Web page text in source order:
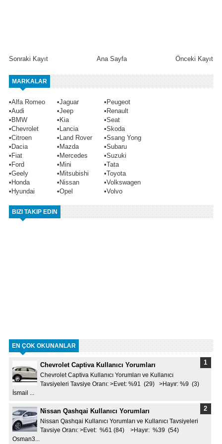
Sonraki Kayıt Önceki Kayıt
Ana Sayfa
MARKALAR
•Alfa Romeo •Jaguar •Peugeot
•Audi •Jeep •Renault
•BMW •Kia •Seat
•Chevrolet •Lancia •Skoda
•Citroen •Land Rover •Ssang Yong
•Dacia •Mazda •Subaru
•Fiat •Mercedes •Suzuki
•Ford •Mini •Tata
•Geely •Mitsubishi •Toyota
•Honda •Nissan •Volkswagen
•Hyundai •Opel •Volvo
BIZI TAKIP EDIN
EN ÇOK OKUNANLAR
Chevrolet Captiva Kullanıcı Yorumları
Chevrolet Captiva Kullanıcı Yorumları ve Kullanıcı
Tavsiyeleri Tavsiye Oranı: >Evet: %91 (29) >Hayır: %9 (3)
İsmail ...
Nissan Qashqai Kullanıcı Yorumları
Nissan Qashqai Kullanıcı Yorumları ve Kullanıcı Tavsiyeleri
Tavsiye Oranı: >Evet: %61 (84) >Hayır: %39 (54)
Osman3...